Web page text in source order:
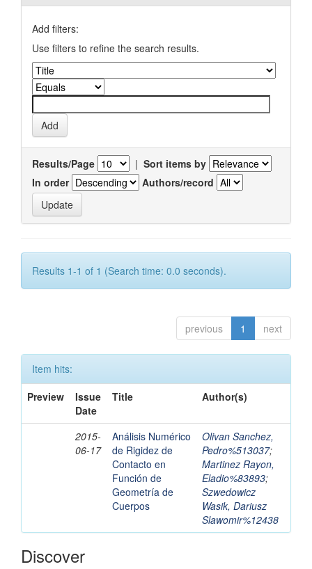
Add filters:
Use filters to refine the search results.
Results/Page | Sort items by
In order
Authors/record
Results 1-1 of 1 (Search time: 0.0 seconds).
previous 1 next
Item hits:
Preview
Issue
Date
Title Author(s)
2015-
06-17
Análisis Numérico
de Rigidez de
Contacto en
Función de
Geometría de
Cuerpos
Olivan Sanchez,
Pedro%513037;
Martinez Rayon,
Eladio%83893;
Szwedowicz
Wasik, Dariusz
Slawomir%12438
Discover